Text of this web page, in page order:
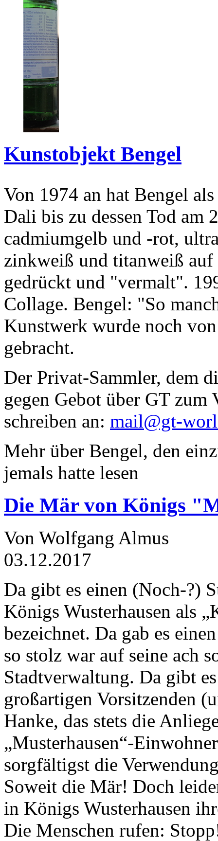
Kunstobjekt Bengel
Von 1974 an hat Bengel
Dali bis zu dessen Tod am
cadmiumgelb und -rot,
zinkweiß und titanweiß
gedrückt und "vermalt".
Collage. Bengel: "So
Kunstwerk wurde noch
gebracht.
Der Privat-Sammler, dem
gegen Gebot über GT zum
schreiben an: mail@gt-
Mehr über Bengel, den
jemals hatte lesen
Die Mär von Königs
Von Wolfgang Almus
03.12.2017
Da gibt es einen (Noch-?)
Königs Wusterhausen als
bezeichnet. Da gab es
so stolz war auf seine ach
Stadtverwaltung. Da gibt
großartigen Vorsitzenden
Hanke, das stets die
„Musterhausen“-
sorgfältigst die
Soweit die Mär! Doch
in Königs Wusterhausen
Die Menschen rufen: